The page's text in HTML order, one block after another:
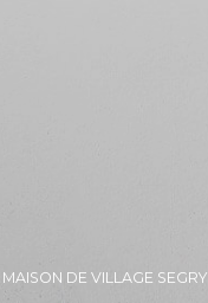
MAISON DE VILLAGE SEGRY